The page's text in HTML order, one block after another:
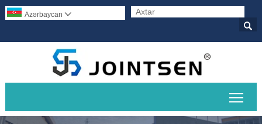

Azərbaycan 